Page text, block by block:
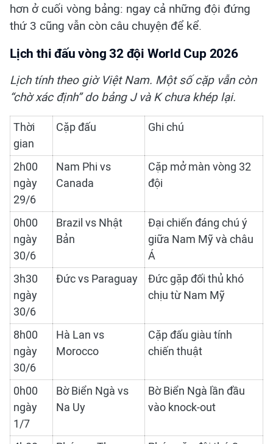
hơn ở cuối vòng bảng: ngay cả những đội đứng
thứ 3 cũng vẫn còn câu chuyện để kể.
Lịch thi đấu vòng 32 đội World Cup 2026
Lịch tính theo giờ Việt Nam. Một số cặp vẫn còn
“chờ xác định” do bảng J và K chưa khép lại.
Thời
gian
Cặp đấu Ghi chú
2h00
ngày
29/6
Nam Phi vs
Canada
Cặp mở màn vòng 32
đội
0h00
ngày
30/6
Brazil vs Nhật
Bản
Đại chiến đáng chú ý
giữa Nam Mỹ và châu
Á
3h30
ngày
30/6
Đức vs Paraguay
Đức gặp đối thủ khó
chịu từ Nam Mỹ
8h00
ngày
30/6
Hà Lan vs
Morocco
Cặp đấu giàu tính
chiến thuật
0h00
ngày
1/7
Bờ Biển Ngà vs
Na Uy
Bờ Biển Ngà lần đầu
vào knock-out